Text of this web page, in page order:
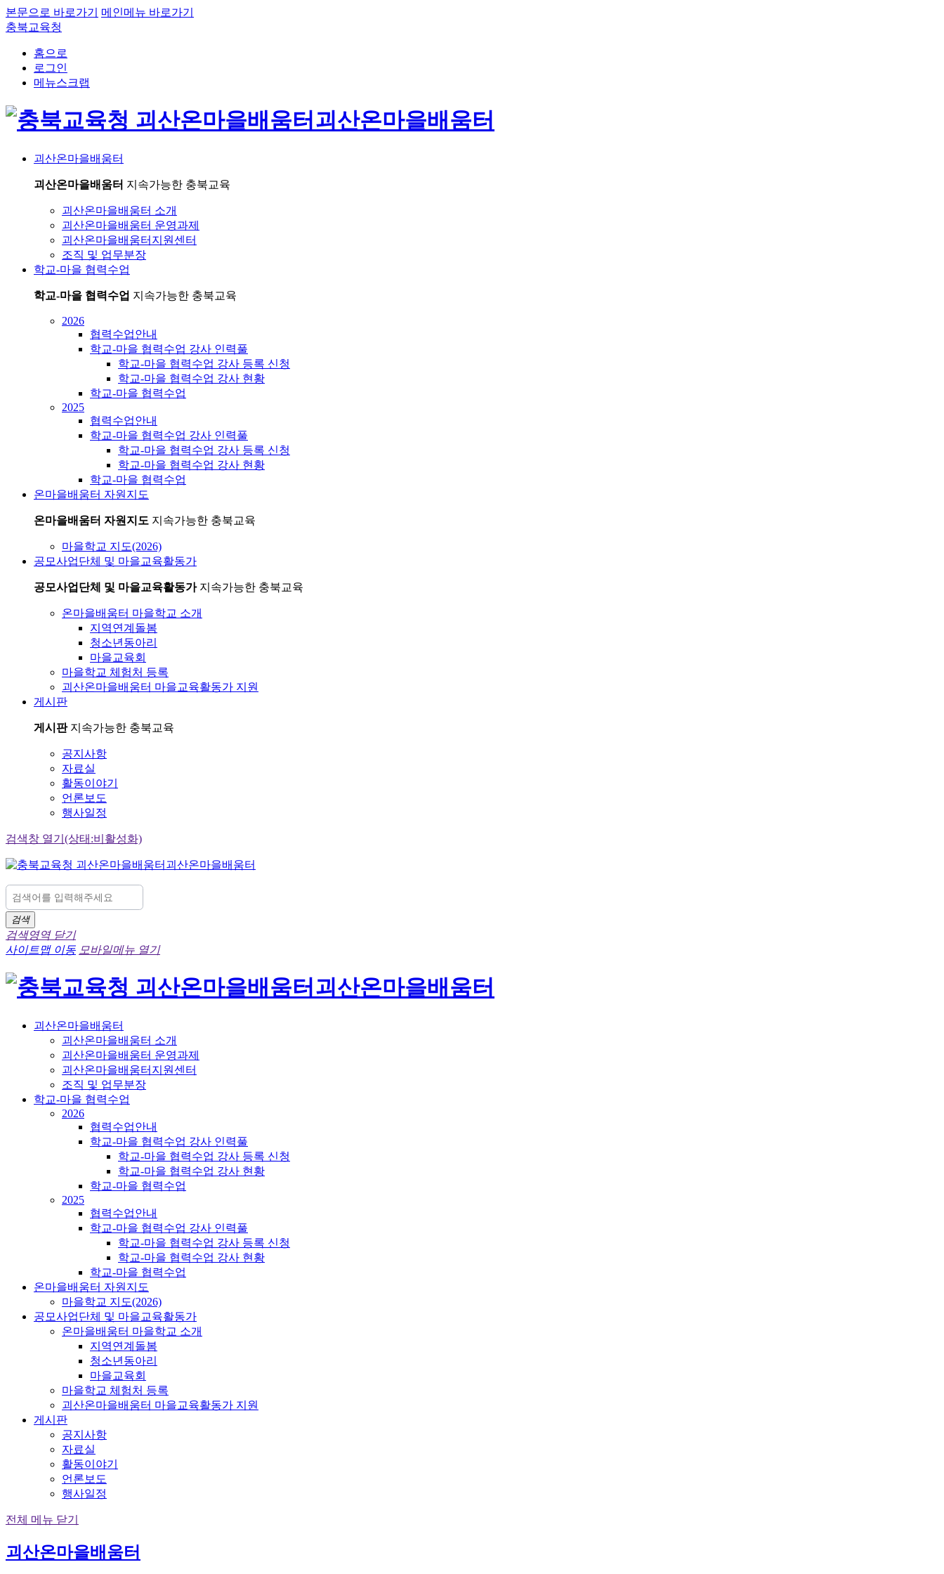
본문으로 바로가기
메인메뉴 바로가기
충북교육청
홈으로
로그인
메뉴스크랩
괴산온마을배움터
괴산온마을배움터
괴산온마을배움터 지속가능한 충북교육
괴산온마을배움터 소개
괴산온마을배움터 운영과제
괴산온마을배움터지원센터
조직 및 업무분장
학교-마을 협력수업
학교-마을 협력수업 지속가능한 충북교육
2026
협력수업안내
학교-마을 협력수업 강사 인력풀
학교-마을 협력수업 강사 등록 신청
학교-마을 협력수업 강사 현황
학교-마을 협력수업
2025
협력수업안내
학교-마을 협력수업 강사 인력풀
학교-마을 협력수업 강사 등록 신청
학교-마을 협력수업 강사 현황
학교-마을 협력수업
온마을배움터 자원지도
온마을배움터 자원지도 지속가능한 충북교육
마을학교 지도(2026)
공모사업단체 및 마을교육활동가
공모사업단체 및 마을교육활동가 지속가능한 충북교육
온마을배움터 마을학교 소개
지역연계돌봄
청소년동아리
마을교육회
마을학교 체험처 등록
괴산온마을배움터 마을교육활동가 지원
게시판
게시판 지속가능한 충북교육
공지사항
자료실
활동이야기
언론보도
행사일정
검색창 열기(상태:비활성화)
괴산온마을배움터
검색
검색영역 닫기
사이트맵 이동 모바일메뉴 열기
괴산온마을배움터
괴산온마을배움터
괴산온마을배움터 소개
괴산온마을배움터 운영과제
괴산온마을배움터지원센터
조직 및 업무분장
학교-마을 협력수업
2026
협력수업안내
학교-마을 협력수업 강사 인력풀
학교-마을 협력수업 강사 등록 신청
학교-마을 협력수업 강사 현황
학교-마을 협력수업
2025
협력수업안내
학교-마을 협력수업 강사 인력풀
학교-마을 협력수업 강사 등록 신청
학교-마을 협력수업 강사 현황
학교-마을 협력수업
온마을배움터 자원지도
마을학교 지도(2026)
공모사업단체 및 마을교육활동가
온마을배움터 마을학교 소개
지역연계돌봄
청소년동아리
마을교육회
마을학교 체험처 등록
괴산온마을배움터 마을교육활동가 지원
게시판
공지사항
자료실
활동이야기
언론보도
행사일정
전체 메뉴 닫기
괴산온마을배움터